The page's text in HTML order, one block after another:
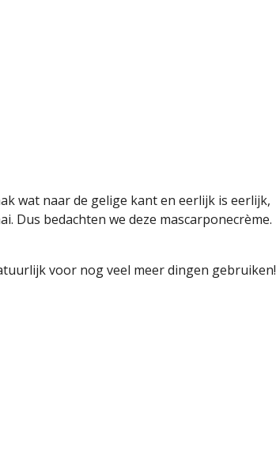
wat naar de gelige kant en eerlijk is eerlijk,
Dus bedachten we deze mascarponecrème.
voor nog veel meer dingen gebruiken!